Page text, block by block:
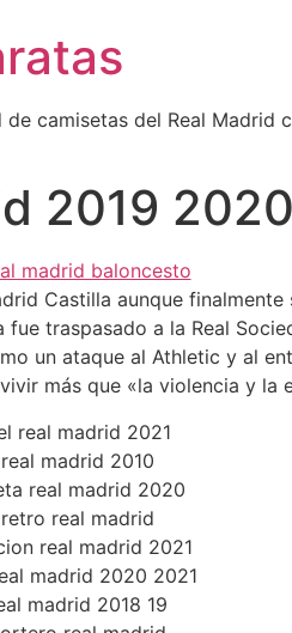
camisetas del Real
2019 2020
Castilla aunque
traspasado a la Real
un ataque al Athletic y al
más que «la violencia y la